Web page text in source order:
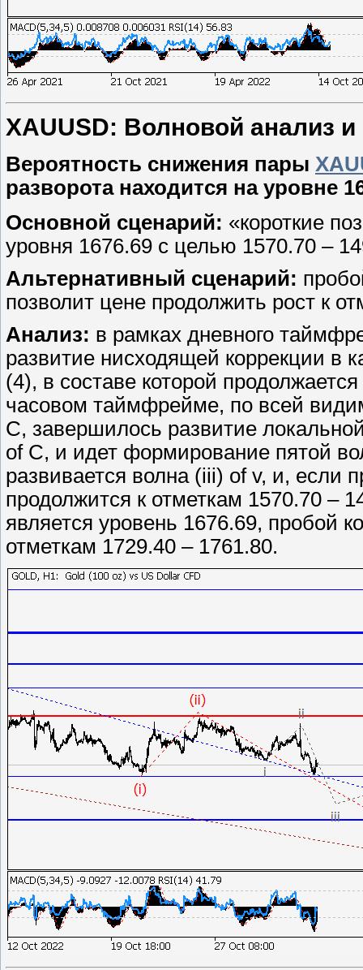
XAUUSD: Волновой анализ и
Вероятность снижения пары
разворота находится на уровне
Основной сценарий: «короткие
уровня 1676.69 с целью 1570.70 –
Альтернативный сценарий:
позволит цене продолжить рост к
Анализ: в рамках дневного
развитие нисходящей коррекции в
(4), в составе которой
часовом таймфрейме, по всей
C, завершилось развитие
of C, и идет формирование пятой
развивается волна (iii) of v, и, если
продолжится к отметкам 1570.70 –
является уровень 1676.69, пробой
отметкам 1729.40 – 1761.80.